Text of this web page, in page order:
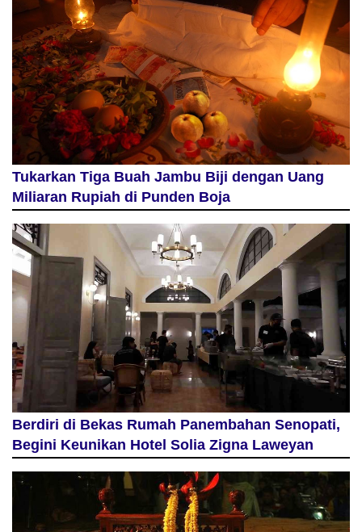
Tukarkan Tiga Buah Jambu Biji dengan Uang
Miliaran Rupiah di Punden Boja
Berdiri di Bekas Rumah Panembahan Senopati,
Begini Keunikan Hotel Solia Zigna Laweyan